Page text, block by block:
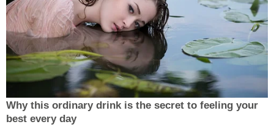
Why this ordinary drink is the secret to feeling your
best every day